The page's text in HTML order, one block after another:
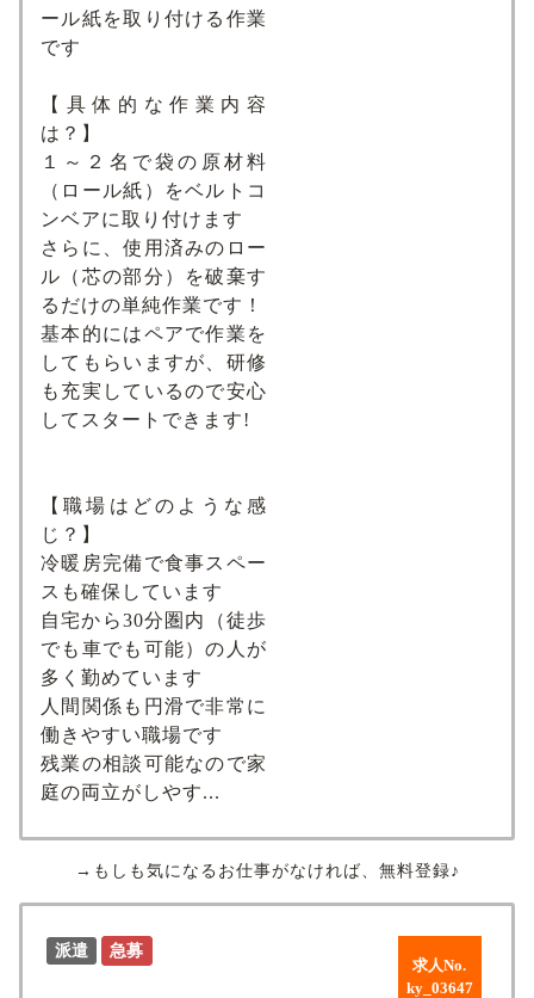
ール紙を取り付ける作業
です
【具体的な作業内容
は？】
１～２名で袋の原材料
（ロール紙）をベルトコ
ンベアに取り付けます
さらに、使用済みのロー
ル（芯の部分）を破棄す
るだけの単純作業です！
基本的にはペアで作業を
してもらいますが、研修
も充実しているので安心
してスタートできます!
【職場はどのような感
じ？】
冷暖房完備で食事スペー
スも確保しています
自宅から30分圏内（徒歩
でも車でも可能）の人が
多く勤めています
人間関係も円滑で非常に
働きやすい職場です
残業の相談可能なので家
庭の両立がしやす...
→もしも気になるお仕事がなければ、無料登録♪
求人No.
ky_03647
派遣 急募